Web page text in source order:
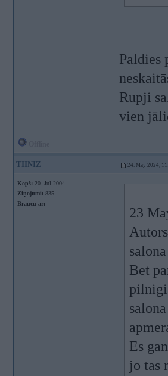
Paldies
Rupji
vien
TIINIZ 24. May 2024,
Kopš: 20. Jul 2004
Ziņojumi: 835
Braucu ar:
23
Bet
pilnigi
Es
jo tas